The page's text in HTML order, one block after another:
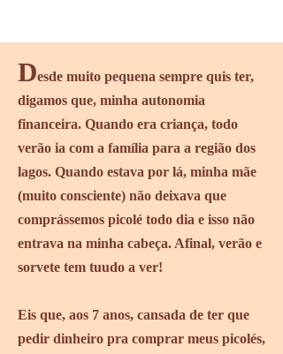
Desde muito pequena sempre quis ter,
digamos que, minha autonomia
financeira. Quando era criança, todo
verão ia com a família para a região dos
lagos. Quando estava por lá, minha mãe
(muito consciente) não deixava que
comprássemos picolé todo dia e isso não
entrava na minha cabeça. Afinal, verão e
sorvete tem tuudo a ver!
Eis que, aos 7 anos, cansada de ter que
pedir dinheiro pra comprar meus picolés,